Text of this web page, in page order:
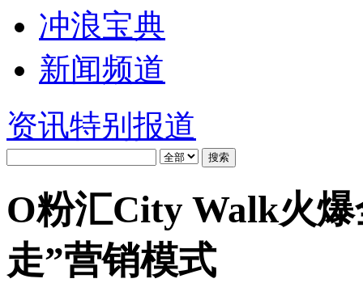
冲浪宝典
新闻频道
资讯特别报道
O粉汇City Walk火
走”营销模式